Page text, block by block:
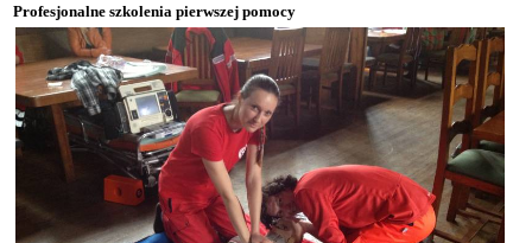
Profesjonalne szkolenia pierwszej pomocy